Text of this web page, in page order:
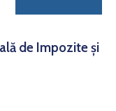
de Impozite și